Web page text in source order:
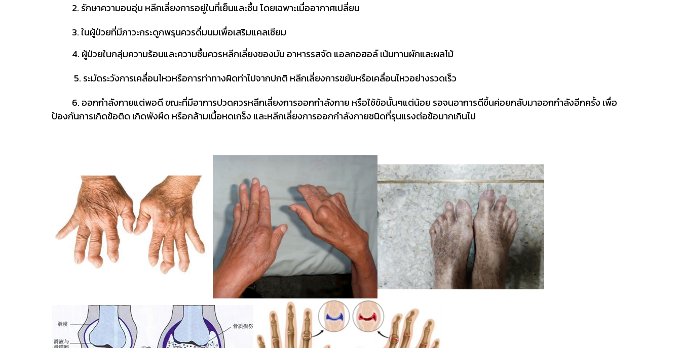
2. รักษาความอบอุ่น หลีกเลี่ยงการอยู่ในที่เย็นและชื้น โดยเฉพาะเมื่ออากาศเปลี่ยน
3. ในผู้ป่วยที่มีภาวะกระดูกพรุนควรดื่มนมเพื่อเสริมแคลเซียม
4. ผู้ป่วยในกลุ่มความร้อนและความชื้นควรหลีกเลี่ยงของมัน อาหารรสจัด แอลกอฮอล์ เน้นทานผักและผลไม้
5. ระมัดระวังการเคลื่อนไหวหรือการท่าทางผิดท่าไปจากปกติ หลีกเลี่ยงการขยับหรือเคลื่อนไหวอย่างรวดเร็ว
6. ออกกำลังกายแต่พอดี ขณะที่มีอาการปวดควรหลีกเลี่ยงการออกกำลังกาย หรือใช้ข้อนั้นๆแต่น้อย รอจนอาการดีขึ้นค่อยกลับมาออกกำลังอีกครั้ง เพื่อ
ป้องกันการเกิดข้อติด เกิดพังผืด หรือกล้ามเนื้อหดเกร็ง และหลีกเลี่ยงการออกกำลังกายชนิดที่รุนแรงต่อข้อมากเกินไป